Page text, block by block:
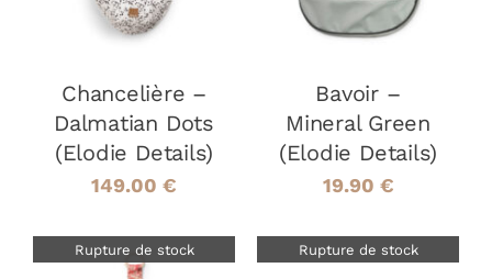
Chancelière –
Dalmatian Dots
(Elodie Details)
149.00 €
Bavoir –
Mineral Green
(Elodie Details)
19.90 €
Rupture de stock Rupture de stock